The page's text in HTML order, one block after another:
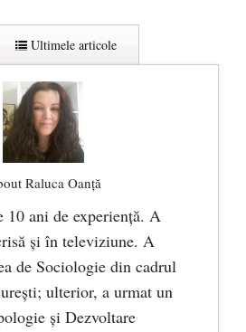
Ultimele articole
Raluca Oanță
10 ani de experiență. A
și în televiziune. A
de Sociologie din cadrul
ulterior, a urmat un
și Dezvoltare